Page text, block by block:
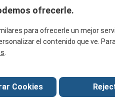
ofrecerle.
para ofrecerle un mejor
el contenido que ve.
Cookies